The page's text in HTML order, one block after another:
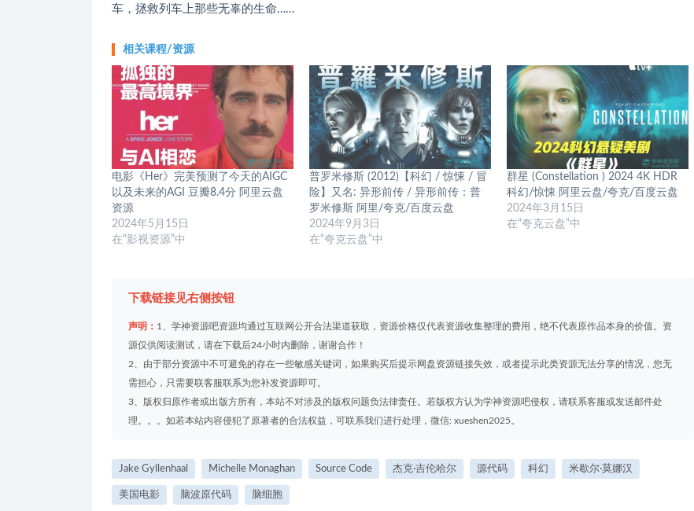
车，拯救列车上那些无辜的生命……
相关课程/资源
电影《Her》完美预测了今天的AIGC
以及未来的AGI 豆瓣8.4分 阿里云盘
资源
2024年5月15日
在“影视资源”中
普罗米修斯 (2012)【科幻 / 惊悚 / 冒
险】又名: 异形前传 / 异形前传：普
罗米修斯 阿里/夸克/百度云盘
2024年9月3日
在“夸克云盘”中
群星 (Constellation ) 2024 4K HDR
科幻/惊悚 阿里云盘/夸克/百度云盘
2024年3月15日
在“夸克云盘”中
下载链接见右侧按钮
声明： 1、学神资源吧资源均通过互联网公开合法渠道获取，资源价格仅代表资源收集整理的费用，绝不代表原作品本身的价值。资
源仅供阅读测试，请在下载后24小时内删除，谢谢合作！
2、由于部分资源中不可避免的存在一些敏感关键词，如果购买后提示网盘资源链接失效，或者提示此类资源无法分享的情况，您无
需担心，只需要联客服联系为您补发资源即可。
3、版权归原作者或出版方所有，本站不对涉及的版权问题负法律责任。若版权方认为学神资源吧侵权，请联系客服或发送邮件处
理。。。如若本站内容侵犯了原著者的合法权益，可联系我们进行处理，微信: xueshen2025。
Jake Gyllenhaal Michelle Monaghan Source Code 杰克·吉伦哈尔 源代码 科幻 米歇尔·莫娜汉
美国电影 脑波原代码 脑细胞